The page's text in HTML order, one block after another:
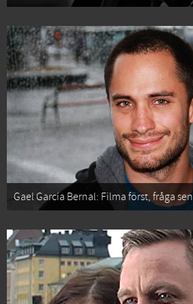
Gael García Bernal: Filma först, fråga sen